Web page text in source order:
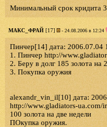
Минимальный срок кридита
МАКС_ФРАЙ [17] - 24.08.2006 в 12:24
Пинчер[14] дата: 2006.07.04
1. Пинчер http://
2. Беру в долг 185 золота на
3. Покупка оружия
alexandr_vin_il[10] дата:
http://www.gladiators-
100 золота на две недели
ПОкупка оружия.